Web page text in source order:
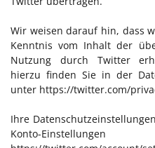
Wir weisen darauf hin, dass
Kenntnis vom Inhalt der
Nutzung durch Twitter
hierzu finden Sie in der
unter https://twitter.com/
Ihre
Konto-